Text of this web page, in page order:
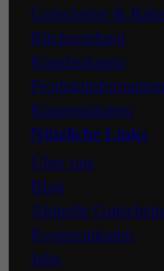
Gutscheine &
Rücksendung
Kundenkonto
Kooperationen
Nützliche Links
Über uns
Blog
Aktuelle
Kooperationen
Jobs